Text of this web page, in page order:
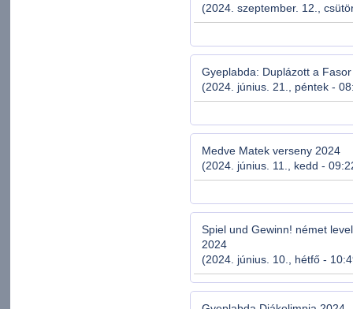
(2024. szeptember. 12.,
Gyeplabda: Duplázott a Fasor
(2024. június. 21., péntek -
Medve Matek verseny 2024
(2024. június. 11., kedd -
Spiel und Gewinn! német
2024
(2024. június. 10., hétfő -